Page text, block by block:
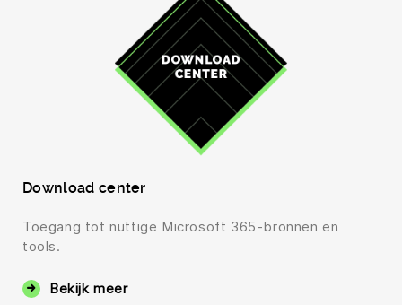
Download center
Toegang tot nuttige Microsoft 365-bronnen en
tools.
Bekijk meer